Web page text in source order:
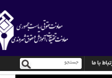
با ما